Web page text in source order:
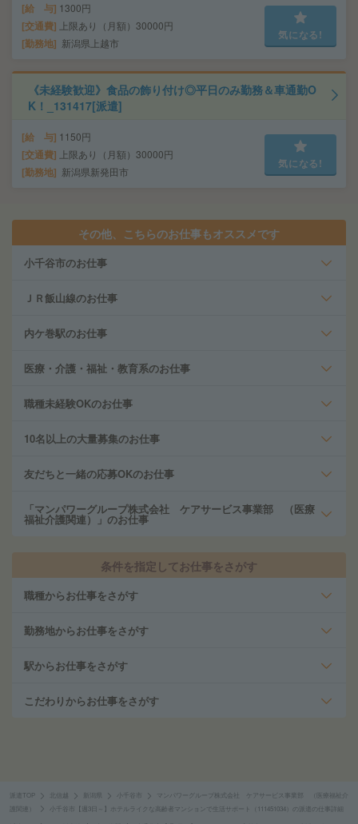
給 与 1300円
交通費 上限あり（月額）30000円
勤務地 新潟県上越市
気になる!
《未経験歓迎》食品の飾り付け◎平日のみ勤務＆車通勤O
K！_131417[派遣]
給 与 1150円
交通費 上限あり（月額）30000円
勤務地 新潟県新発田市
気になる!
その他、こちらのお仕事もオススメです
小千谷市のお仕事
ＪＲ飯山線のお仕事
内ケ巻駅のお仕事
医療・介護・福祉・教育系のお仕事
職種未経験OKのお仕事
10名以上の大量募集のお仕事
友だちと一緒の応募OKのお仕事
「マンパワーグループ株式会社 ケアサービス事業部 （医療
福祉介護関連）」のお仕事
条件を指定してお仕事をさがす
職種からお仕事をさがす
勤務地からお仕事をさがす
駅からお仕事をさがす
こだわりからお仕事をさがす
派遣TOP 北信越 小千谷市
マンパワーグループ株式会社 ケアサービス事業部 （医療福祉介
護関連）
小千谷市【週3日～】ホテルライクな高齢者マンションで生活サポート（111451034）の派遣の仕事詳細